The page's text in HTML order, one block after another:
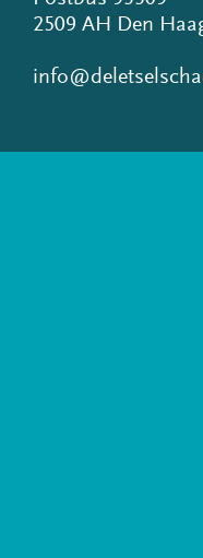
2509 AH Den